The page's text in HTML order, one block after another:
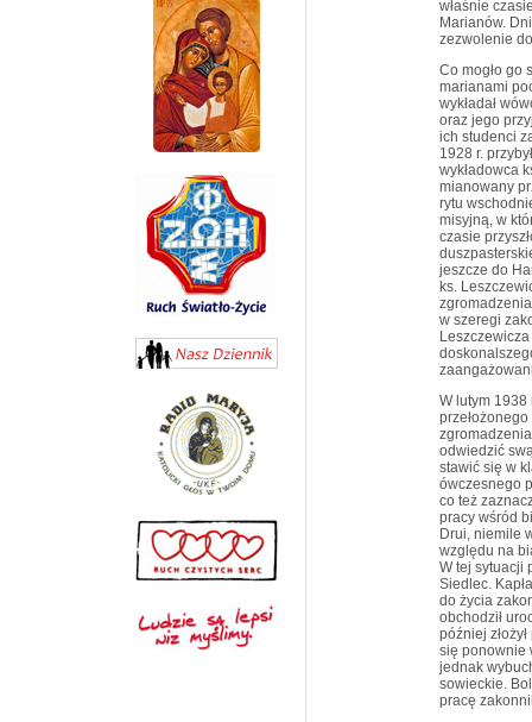
właśnie
Marianów.
zezwolenie
Co mogło go
marianami
wykładał
oraz jego
ich studenci
1928 r.
wykładowca
mianowany
rytu
misyjną, w
czasie
jeszcze do
ks.
w szeregi
W lutym 1938
odwiedzić
stawić się w
ówczesnego
co też
pracy wśród
Drui, niemile
względu na
W tej sytuacji
Siedlec.
do życia
obchodził
później
się ponownie
jednak
sowieckie.
pracę